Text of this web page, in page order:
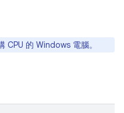
CPU 的 Windows 電腦。